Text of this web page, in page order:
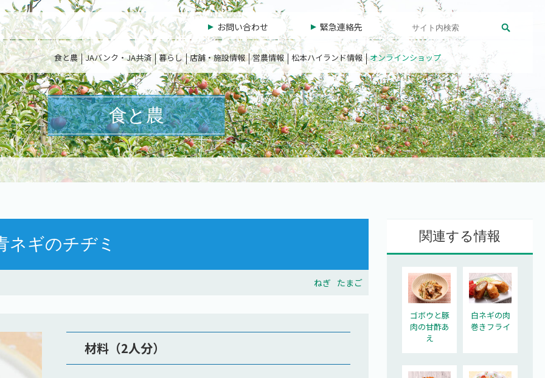
お問い合わせ 緊急連絡先
食と農 JAバンク・JA共済 暮らし 店舗・施設情報 営農情報 松本ハイランド情報 オンラインショップ
食と農
ネギのチヂミ
ねぎ たまご
材料（2人分）
関連する情報
ゴボウと豚
肉の甘酢あ
え
白ネギの肉
巻きフライ